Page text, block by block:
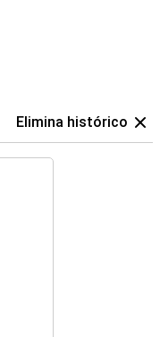
Elimina histórico